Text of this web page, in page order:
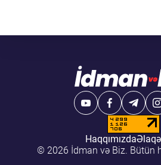
HaqqımızdaƏlaqə
© 2026 İdman və Biz. Bütün